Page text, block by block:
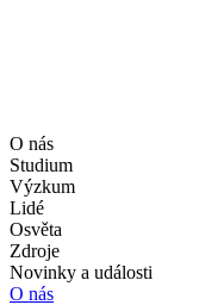
O nás
Studium
Výzkum
Lidé
Osvěta
Zdroje
Novinky a události
O nás